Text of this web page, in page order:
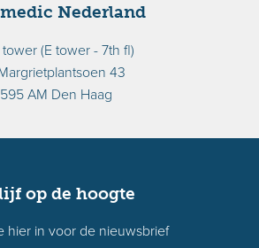
Nederland
(E tower - 7th fl)
43
AM Den Haag
op de hoogte
hier in voor de nieuwsbrief